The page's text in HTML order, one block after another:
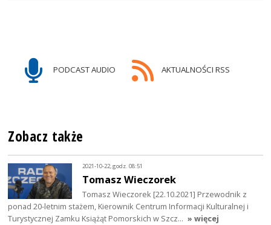
PODCAST AUDIO AKTUALNOŚCI RSS
Zobacz także
2021-10-22, godz. 08:51
Tomasz Wieczorek
Tomasz Wieczorek [22.10.2021] Przewodnik z
ponad 20-letnim stażem, Kierownik Centrum Informacji Kulturalnej i
Turystycznej Zamku Książąt Pomorskich w Szcz… » więcej